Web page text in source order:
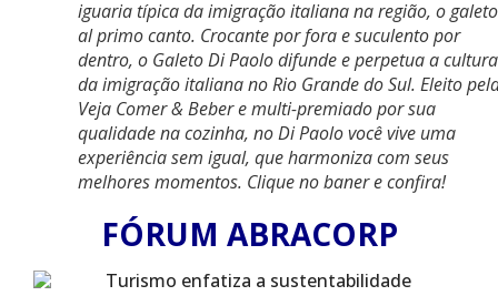
iguaria típica da imigração italiana na região, o galeto
al primo canto. Crocante por fora e suculento por
dentro, o Galeto Di Paolo difunde e perpetua a cultura
da imigração italiana no Rio Grande do Sul. Eleito
Veja Comer & Beber e multi-premiado por sua
qualidade na cozinha, no Di Paolo você vive uma
experiência sem igual, que harmoniza com seus
melhores momentos. Clique no baner e confira!
FÓRUM ABRACORP